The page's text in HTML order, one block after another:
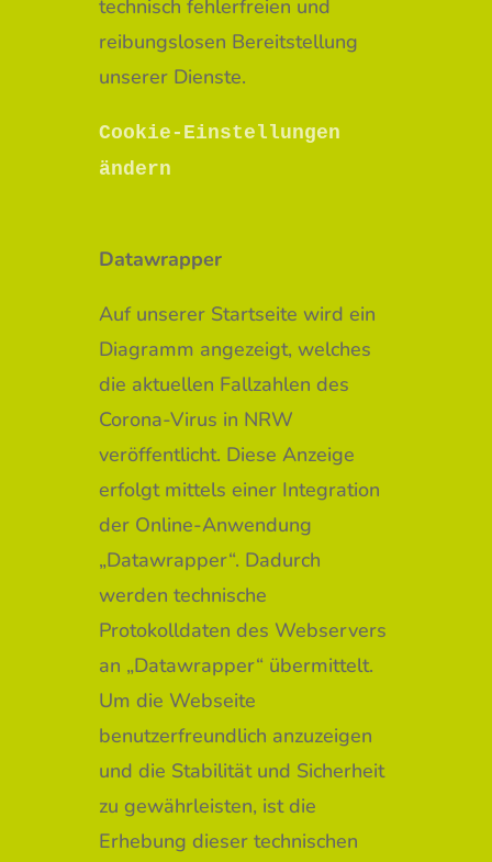
technisch fehlerfreien und
reibungslosen Bereitstellung
unserer Dienste.
Cookie-Einstellungen
ändern
Datawrapper
Auf unserer Startseite wird ein
Diagramm angezeigt, welches
die aktuellen Fallzahlen des
Corona-Virus in NRW
veröffentlicht. Diese Anzeige
erfolgt mittels einer Integration
der Online-Anwendung
„Datawrapper“. Dadurch
werden technische
Protokolldaten des Webservers
an „Datawrapper“ übermittelt.
Um die Webseite
benutzerfreundlich anzuzeigen
und die Stabilität und Sicherheit
zu gewährleisten, ist die
Erhebung dieser technischen